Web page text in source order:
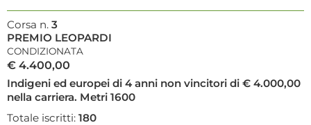
Corsa n. 3
PREMIO LEOPARDI
CONDIZIONATA
€ 4.400,00
Indigeni ed europei di 4 anni non vincitori di € 4.000,00
nella carriera. Metri 1600
Totale iscritti: 180